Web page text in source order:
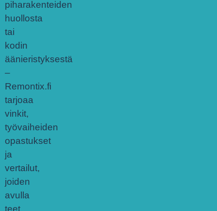
piharakenteiden
huollosta
tai
kodin
äänieristyksestä
–
Remontix.fi
tarjoaa
vinkit,
työvaiheiden
opastukset
ja
vertailut,
joiden
avulla
teet